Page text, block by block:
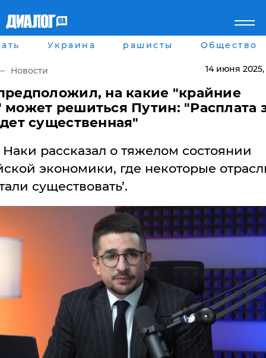
Главная
рассея
Беларусь
Военное обозрение
Наука и Техника
Мнение
Блоги
Пресса
Шоу-биз
Культура
Города
Харьков
Днепр
Война на Донбассе и в
Оккупация Крыма
Новости Крыма
Армия Украины
Лайф стайл
Здоровье
Помощь проекту
Стиль Диалога
Шоу-биз
Культура
Общество
Пресс-релизы Авторское
Украина рашисты Общество
Новости 14 июня 2025
на какие "крайние
решиться Путин: "Расплата
существенная"
рассказал о тяжелом состоянии
экономики, где некоторые
существовать’.